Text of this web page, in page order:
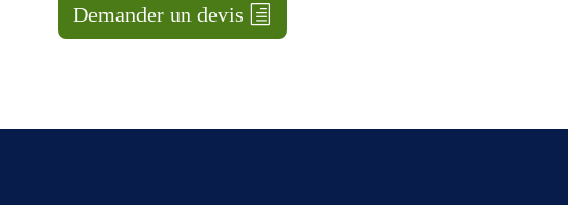
Demander un devis